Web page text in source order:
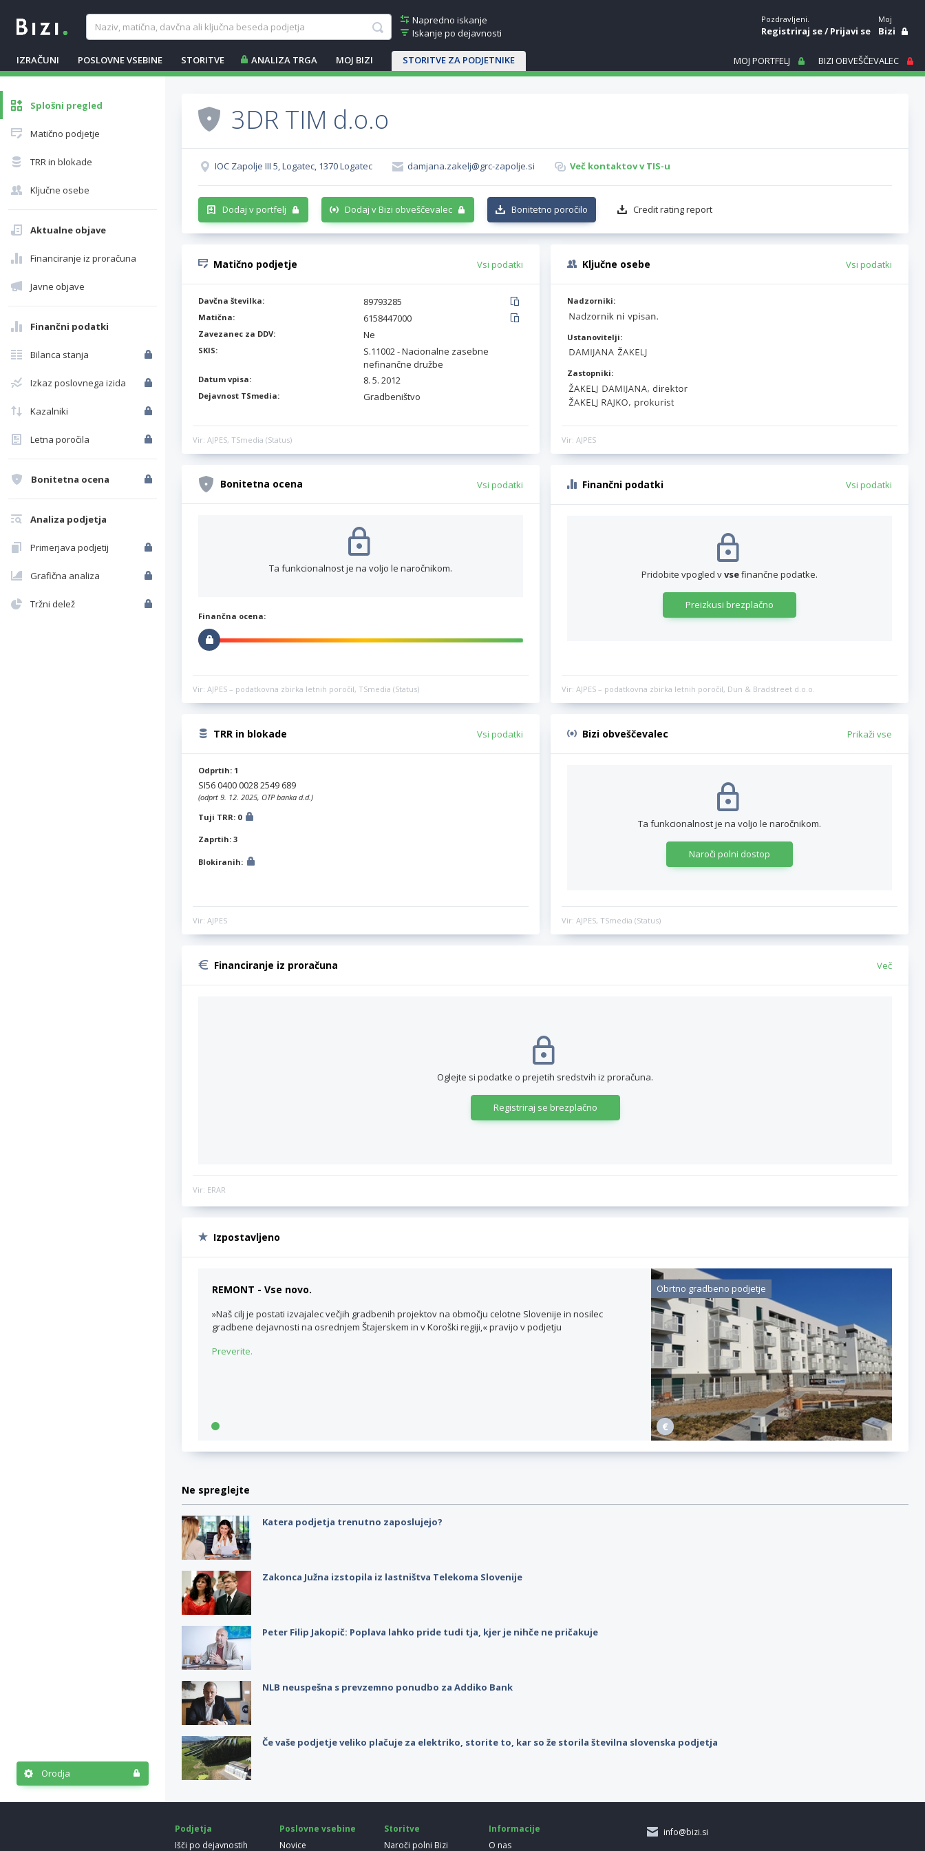
Napredno iskanje
Iskanje po dejavnosti
IZRAČUNI POSLOVNE VSEBINE STORITVE ANALIZA TRGA MOJ BIZI STORITVE ZA PODJETNIKE
Pozdravljeni.
Registriraj se/Prijavi se
Moj
Bizi
MOJ PORTFELJ BIZI OBVEŠČEVALEC
Splošni pregled
Matično podjetje
TRR in blokade
Ključne osebe
Aktualne objave
Financiranje iz proračuna
Javne objave
Finančni podatki
Bilanca stanja
Izkaz poslovnega izida
Kazalniki
Letna poročila
Bonitetna ocena
Analiza podjetja
Primerjava podjetij
Grafična analiza
Tržni delež
Orodja
3DR TIM d.o.o
IOC Zapolje III 5, Logatec, 1370 Logatec damjana.zakelj@grc-zapolje.si Več kontaktov v TIS-u
Dodaj v portfelj Dodaj v Bizi obveščevalec Bonitetno poročilo Credit rating report
Matično podjetje Vsi podatki
Davčna številka: 89793285
Matična: 6158447000
Zavezanec za DDV: Ne
SKIS:
S.11002 - Nacionalne zasebne
nefinančne družbe
Datum vpisa: 8. 5. 2012
Dejavnost TSmedia: Gradbeništvo
Vir: AJPES, TSmedia (Status)
Ključne osebe Vsi podatki
Nadzorniki:
Ustanovitelji:
Zastopniki:
Vir: AJPES
Bonitetna ocena Vsi podatki
Ta funkcionalnost je na voljo le naročnikom.
Finančna ocena:
Vir: AJPES – podatkovna zbirka letnih poročil, TSmedia (Status)
Finančni podatki Vsi podatki
Pridobite vpogled vvsefinančne podatke.
Preizkusi brezplačno
Vir: AJPES – podatkovna zbirka letnih poročil, Dun & Bradstreet d.o.o.
TRR in blokade Vsi podatki
Odprtih: 1
SI56 0400 0028 2549 689
(odprt 9. 12. 2025, OTP banka d.d.)
Tuji TRR: 0
Zaprtih: 3
Blokiranih:
Vir: AJPES
Bizi obveščevalec Prikaži vse
Ta funkcionalnost je na voljo le naročnikom.
Naroči polni dostop
Vir: AJPES, TSmedia (Status)
Financiranje iz proračuna Več
Oglejte si podatke o prejetih sredstvih iz proračuna.
Registriraj se brezplačno
Vir: ERAR
Izpostavljeno
REMONT - Vse novo.
»Naš cilj je postati izvajalec večjih gradbenih projektov na območju celotne Slovenije in nosilec
gradbene dejavnosti na osrednjem Štajerskem in v Koroški regiji,« pravijo v podjetju
Preverite.
Obrtno gradbeno podjetje
Ne spreglejte
Katera podjetja trenutno zaposlujejo?
Zakonca Južna izstopila iz lastništva Telekoma Slovenije
Peter Filip Jakopič: Poplava lahko pride tudi tja, kjer je nihče ne pričakuje
NLB neuspešna s prevzemno ponudbo za Addiko Bank
Če vaše podjetje veliko plačuje za elektriko, storite to, kar so že storila številna slovenska podjetja
Podjetja
Išči po dejavnostih
Poslovne vsebine
Novice
Storitve
Naroči polni Bizi
Informacije
O nas
info@bizi.si